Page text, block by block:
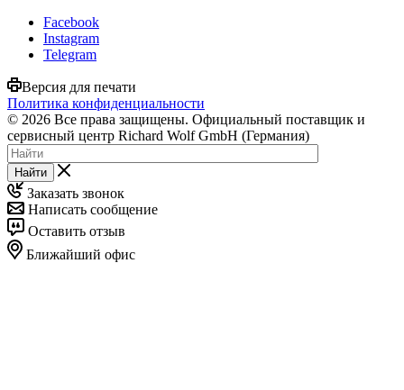
Facebook
Instagram
Telegram
Версия для печати
Политика конфиденциальности
© 2026 Все права защищены. Официальный поставщик и
сервисный центр Richard Wolf GmbH (Германия)
Найти
Заказать звонок
Написать сообщение
Оставить отзыв
Ближайший офис